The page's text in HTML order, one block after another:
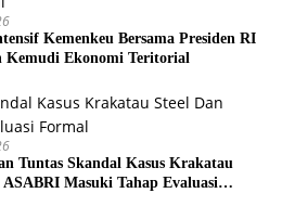
Kemenkeu Bersama Presiden RI
Kemudi Ekonomi Teritorial
Tuntas Skandal Kasus Krakatau
ASABRI Masuki Tahap Evaluasi